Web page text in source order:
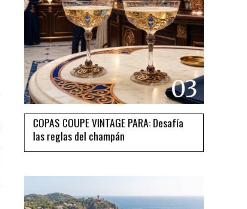
03
COPAS COUPE VINTAGE PARA: Desafía
las reglas del champán